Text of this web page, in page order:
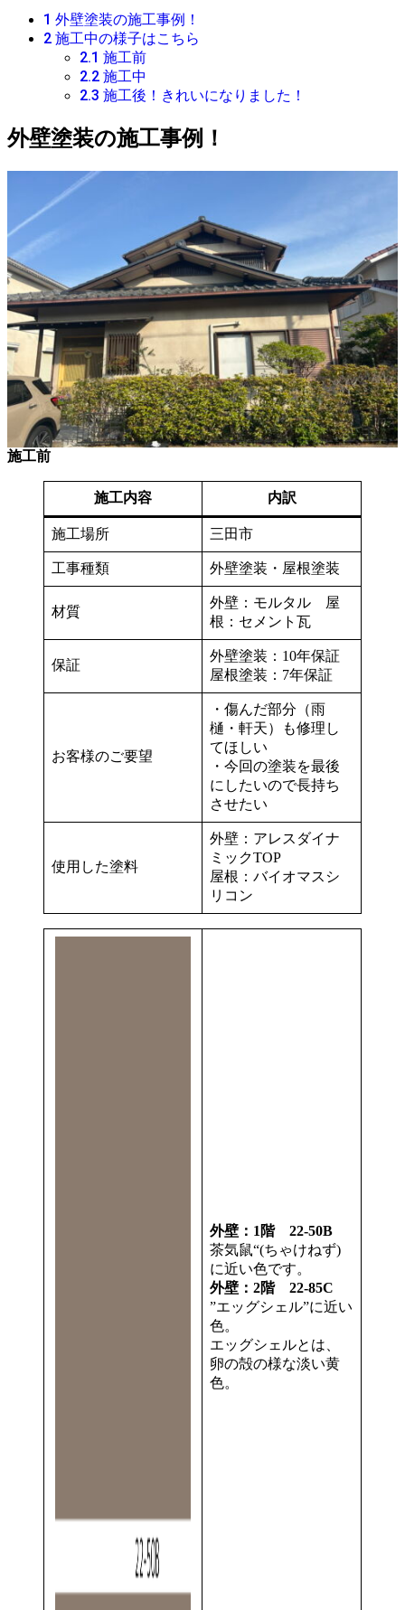
1 外壁塗装の施工事例！
2 施工中の様子はこちら
2.1 施工前
2.2 施工中
2.3 施工後！きれいになりました！
外壁塗装の施工事例！
施工前
施工内容 内訳
施工場所 三田市
工事種類 外壁塗装・屋根塗装
材質
外壁：モルタル 屋
根：セメント瓦
保証
外壁塗装：10年保証
屋根塗装：7年保証
お客様のご要望
・傷んだ部分（雨
樋・軒天）も修理し
てほしい
・今回の塗装を最後
にしたいので長持ち
させたい
使用した塗料
外壁：アレスダイナ
ミックTOP
屋根：バイオマスシ
リコン
外壁：1階 22-50B
茶気鼠“(ちゃけねず)
に近い色です。
外壁：2階 22-85C
”エッグシェル”に近い
色。
エッグシェルとは、
卵の殻の様な淡い黄
色。